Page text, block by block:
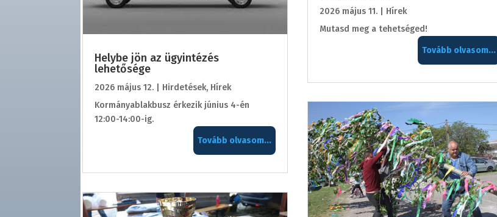
Helybe jön az ügyintézés
lehetősége
2026 május 12. Hirdetések, Hírek
Kormányablakbusz érkezik június 4-én
12:00-14:00-ig.
Tovább olvasom...
2026 május 11.| Hírek
Mutasd meg a tehetséged!
Tovább olvasom...